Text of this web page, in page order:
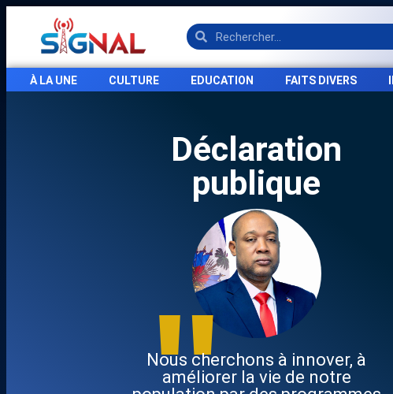
À LA UNE CULTURE EDUCATION FAITS DIVERS
Déclaration
publique
Nous cherchons à innover, à
améliorer la vie de notre